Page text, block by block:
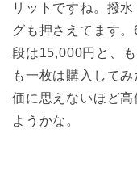
リットですね。撥
グも押さえてます
段は15,000円と、
も一枚は購入して
価に思えないほど
ようかな。